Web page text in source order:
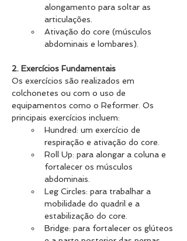
alongamento para soltar as
articulações.
Ativação do core (músculos
abdominais e lombares).
2. Exercícios Fundamentais
Os exercícios são realizados em
colchonetes ou com o uso de
equipamentos como o Reformer. Os
principais exercícios incluem:
Hundred: um exercício de
respiração e ativação do core.
Roll Up: para alongar a coluna e
fortalecer os músculos
abdominais.
Leg Circles: para trabalhar a
mobilidade do quadril e a
estabilização do core.
Bridge: para fortalecer os glúteos